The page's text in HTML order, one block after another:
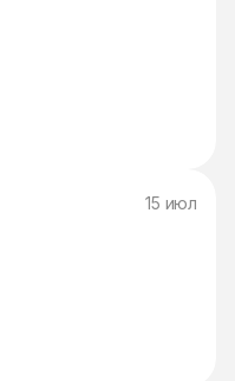
15 июл